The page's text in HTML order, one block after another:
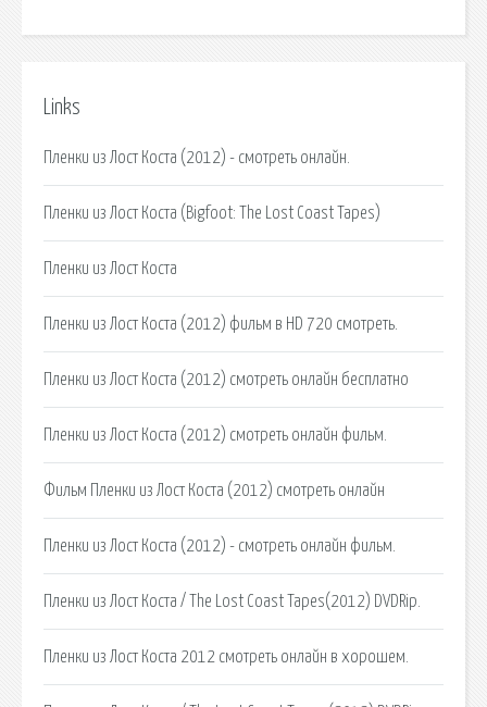
Links
Пленки из Лост Коста (2012) - смотреть онлайн.
Пленки из Лост Коста (Bigfoot: The Lost Coast Tapes)
Пленки из Лост Коста
Пленки из Лост Коста (2012) фильм в HD 720 смотреть.
Пленки из Лост Коста (2012) смотреть онлайн бесплатно
Пленки из Лост Коста (2012) смотреть онлайн фильм.
Фильм Пленки из Лост Коста (2012) смотреть онлайн
Пленки из Лост Коста (2012) - смотреть онлайн фильм.
Пленки из Лост Коста / The Lost Coast Tapes(2012) DVDRip.
Пленки из Лост Коста 2012 смотреть онлайн в хорошем.